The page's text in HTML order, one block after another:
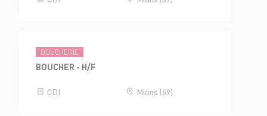
BOUCHERIE
BOUCHER - H/F
CDI Mions (69)